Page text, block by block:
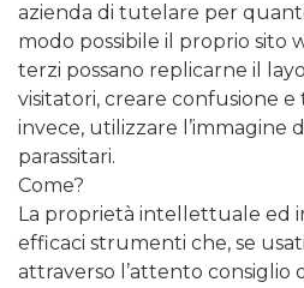
azienda di tutelare per
modo possibile il proprio sito
terzi possano replicarne il
visitatori, creare confusione
invece, utilizzare l’immagine
parassitari.
Come?
La proprietà intellettuale ed
efficaci strumenti che, se
attraverso l’attento consiglio